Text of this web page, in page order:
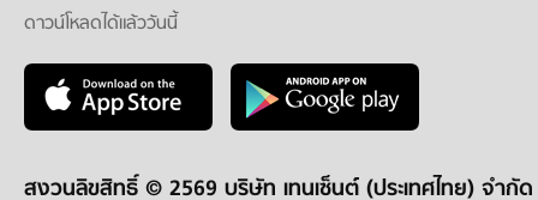
ดาวน์โหลดได้แล้ววันนี้
สงวนลิขสิทธิ์ © 2569 บริษัท เทนเซ็นต์ (ประเทศไทย) จำกัด